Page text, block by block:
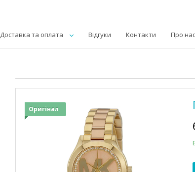
Доставка та оплата Відгуки Контакти Про нас
Оригінал